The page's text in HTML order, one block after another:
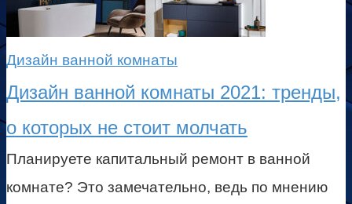
Дизайн ванной комнаты
Дизайн ванной комнаты 2021: тренды,
о которых не стоит молчать
Планируете капитальный ремонт в ванной
комнате? Это замечательно, ведь по мнению